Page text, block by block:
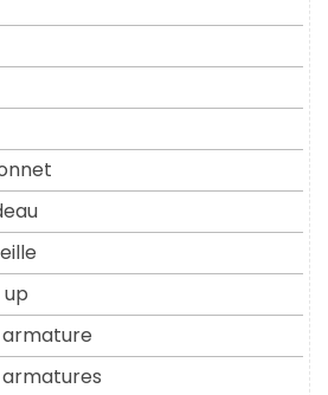
armature